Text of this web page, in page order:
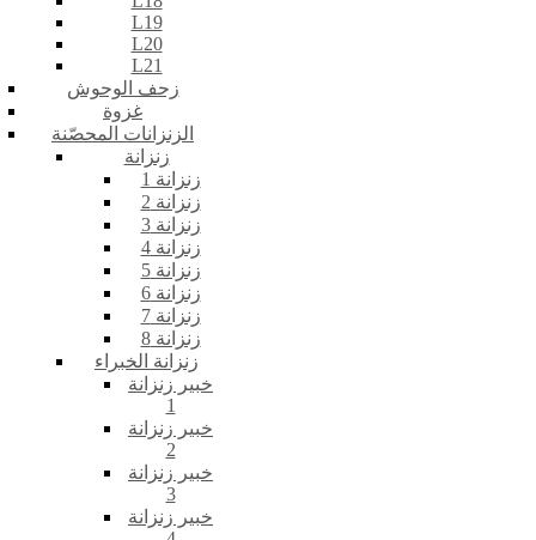
L19
L20
L21
زحف الوحوش
غزوة
الزنزانات المحصّنة
زنزانة
زنزانة 1
زنزانة 2
زنزانة 3
زنزانة 4
زنزانة 5
زنزانة 6
زنزانة 7
زنزانة 8
زنزانة الخبراء
خبير زنزانة
1
خبير زنزانة
2
خبير زنزانة
3
خبير زنزانة